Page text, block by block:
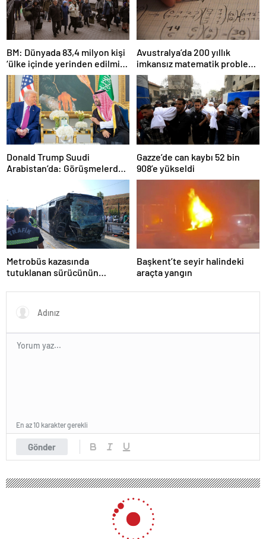
BM: Dünyada 83,4 milyon kişi
‘ülke içinde yerinden edilmiş’
olarak yaşıyor
Avustralya’da 200 yıllık
imkansız matematik problemi
çözüldü
Donald Trump Suudi
Arabistan’da: Görüşmelerde
Gazze’de can kaybı 52 bin
908’e yükseldi
Metrobüs kazasında
tutuklanan sürücünün
Başkent’te seyir halindeki
araçta yangın
Gönder
En az 10 karakter gerekli